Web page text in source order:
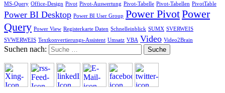
MS-Query Office-Design Pivot Pivot-Auswertung Pivot-Tabelle Pivot-Tabellen PivotTable
Power BI Desktop Power BI User Group Power PivotPower
Query Power View Registerkarte Daten Schnelleinblick SUMX SVERWEIS
SVWERWEIS Textkonvertierungs-Assistent Umsatz VBA Video Video2Brain
Suchen nach: